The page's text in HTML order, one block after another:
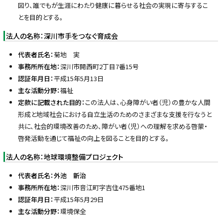
図り、誰でもが生涯にわたり健康に暮らせる社会の実現に寄与するこ
とを目的とする。
法人の名称：深川市手をつなぐ育成会
代表者氏名： 菊地 実
事務所所在地：深川市開西町2丁目7番15号
認証年月日：平成15年5月13日
主な活動分野：福祉
定款に記載された目的： この法人は、心身障がい者（児）の豊かな人間
形成と地域社会における自立生活のためのさまざまな支援を行なうと
共に、社会的環境改善のため、障がい者（児）への理解を求める啓蒙・
啓発活動を通じて福祉の向上を図ることを目的とする。
法人の名称：地球環境整備プロジェクト
代表者氏名：外池 新治
事務所所在地：深川市音江町字吉住475番地1
認証年月日：平成15年5月29日
主な活動分野：環境保全